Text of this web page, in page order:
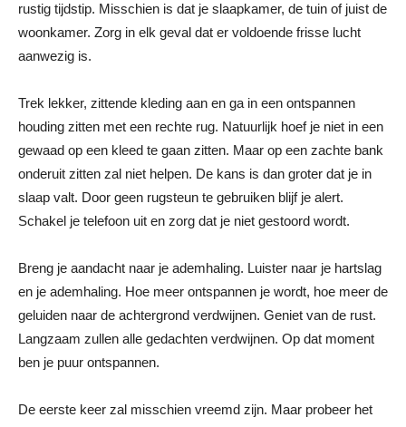
rustig tijdstip. Misschien is dat je slaapkamer, de tuin of juist de
woonkamer. Zorg in elk geval dat er voldoende frisse lucht
aanwezig is.
Trek lekker, zittende kleding aan en ga in een ontspannen
houding zitten met een rechte rug. Natuurlijk hoef je niet in een
gewaad op een kleed te gaan zitten. Maar op een zachte bank
onderuit zitten zal niet helpen. De kans is dan groter dat je in
slaap valt. Door geen rugsteun te gebruiken blijf je alert.
Schakel je telefoon uit en zorg dat je niet gestoord wordt.
Breng je aandacht naar je ademhaling. Luister naar je hartslag
en je ademhaling. Hoe meer ontspannen je wordt, hoe meer de
geluiden naar de achtergrond verdwijnen. Geniet van de rust.
Langzaam zullen alle gedachten verdwijnen. Op dat moment
ben je puur ontspannen.
De eerste keer zal misschien vreemd zijn. Maar probeer het